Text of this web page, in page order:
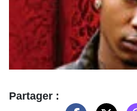
Partager :